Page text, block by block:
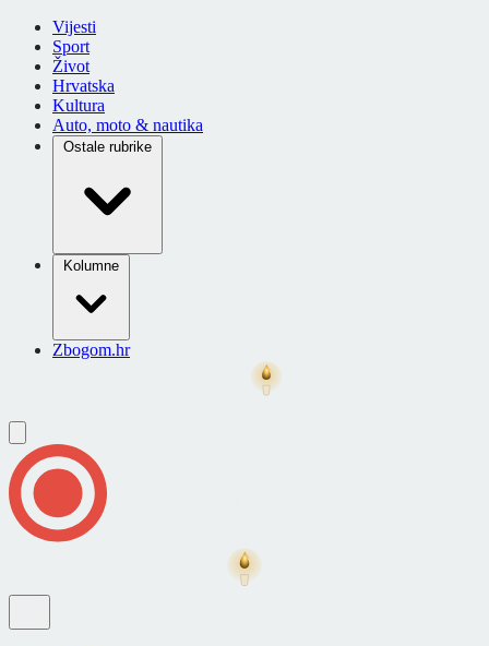
Vijesti
Sport
Život
Hrvatska
Kultura
Auto, moto & nautika
Ostale rubrike
Kolumne
Zbogom.hr